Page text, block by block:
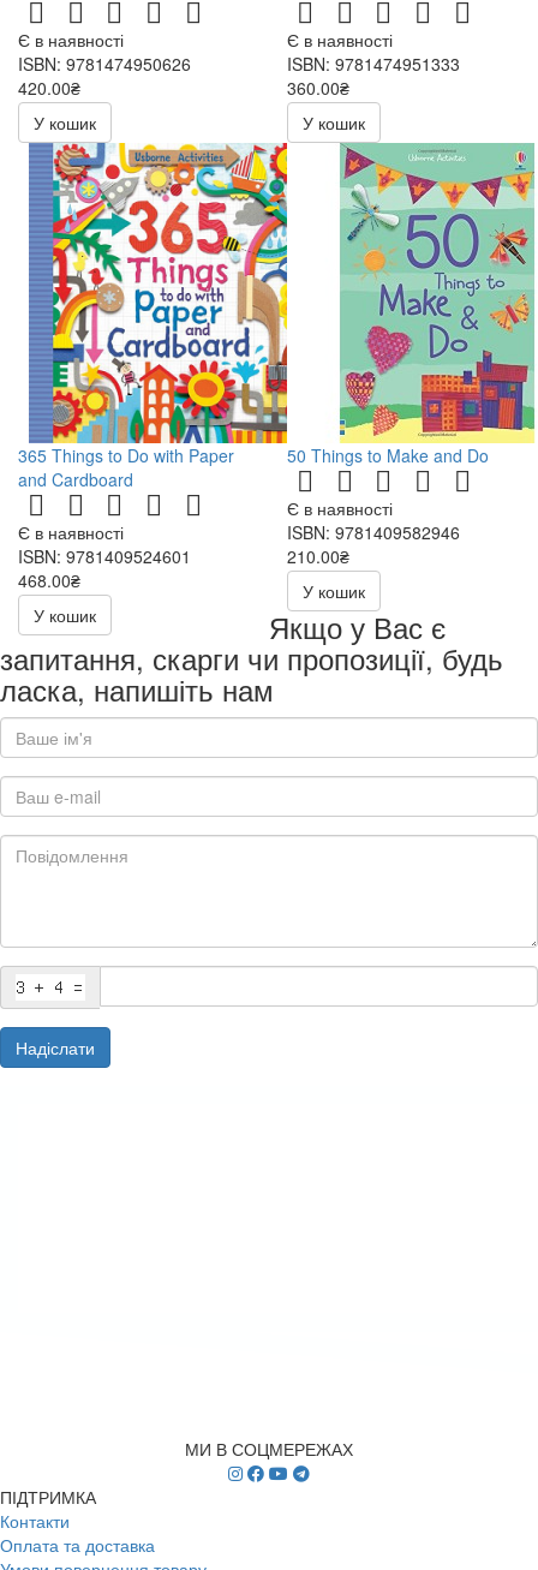
Є в наявності
ISBN: 9781474950626
420.00₴
У кошик
Є в наявності
ISBN: 9781474951333
360.00₴
У кошик
365 Things to Do with Paper
and Cardboard
Є в наявності
ISBN: 9781409524601
468.00₴
У кошик
50 Things to Make and Do
Є в наявності
ISBN: 9781409582946
210.00₴
У кошик
Якщо у Вас є
запитання, скарги чи пропозиції, будь
ласка, напишіть нам
Надіслати
МИ В СОЦМЕРЕЖАХ
ПІДТРИМКА
Контакти
Оплата та доставка